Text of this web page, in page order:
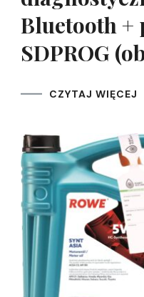
Bluetooth
SDPROG
CZYTAJ WIĘCEJ